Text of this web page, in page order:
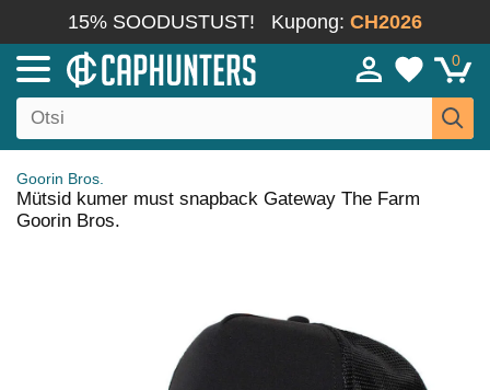
15% SOODUSTUST! Kupong: CH2026
0
Goorin Bros.
Mütsid kumer must snapback Gateway The Farm
Goorin Bros.